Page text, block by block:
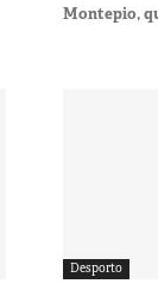
Montepio,
Desporto